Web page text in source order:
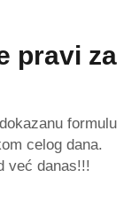
pravi za
formulu
celog dana.
već danas!!!